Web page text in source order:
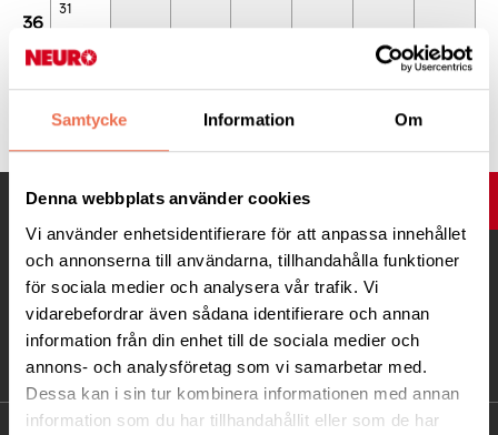
Samtycke Information Om
Denna webbplats använder cookies
Vi använder enhetsidentifierare för att anpassa innehållet
och annonserna till användarna, tillhandahålla funktioner
för sociala medier och analysera vår trafik. Vi
vidarebefordrar även sådana identifierare och annan
information från din enhet till de sociala medier och
annons- och analysföretag som vi samarbetar med.
Dessa kan i sin tur kombinera informationen med annan
information som du har tillhandahållit eller som de har
36
31
Dagar som är fetmarkerade och med färg-prick har aktiviteter.
Klicka på en dag för att se dessa aktiviteter.